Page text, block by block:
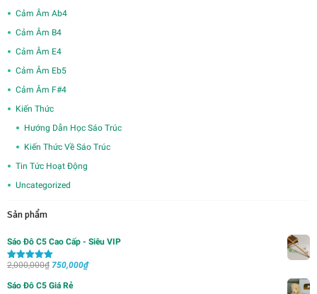
Cảm Âm Ab4
Cảm Âm B4
Cảm Âm E4
Cảm Âm Eb5
Cảm Âm F#4
Kiến Thức
Hướng Dẫn Học Sáo Trúc
Kiến Thức Về Sáo Trúc
Tin Tức Hoạt Động
Uncategorized
Sản phẩm
Sáo Đô C5 Cao Cấp - Siêu VIP
Được xếp
sao
2,000,000₫ Giá
750,000₫Giá
Sáo Đô C5 Giá Rẻ